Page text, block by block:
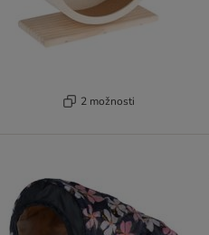
2 možnosti